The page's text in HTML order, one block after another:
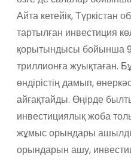
Айта кетейік, Түркістан
тартылған инвестиция
қорытындысы бойынша
триллионға жуықтаған.
өндірістің дамып,
айғақтайды. Өңірде
инвестициялық жоба
жұмыс орындары
орындарын ашу,